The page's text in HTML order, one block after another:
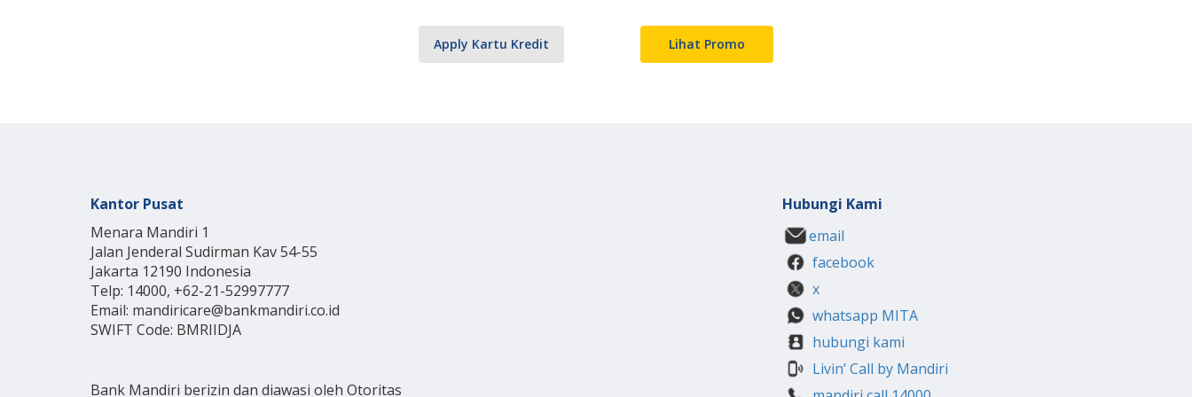
Apply Kartu Kredit Lihat Promo
Kantor Pusat
Menara Mandiri 1
Jalan Jenderal Sudirman Kav 54-55
Jakarta 12190 Indonesia
Telp: 14000, +62-21-52997777
Email: mandiricare@bankmandiri.co.id
SWIFT Code: BMRIIDJA
Bank Mandiri berizin dan diawasi oleh Otoritas
Hubungi Kami
email
facebook
x
whatsapp MITA
hubungi kami
Livin’ Call by Mandiri